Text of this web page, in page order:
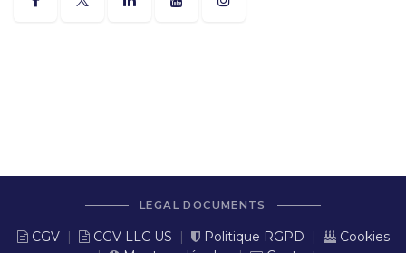
LEGAL DOCUMENTS
CGV | CGV LLC US | Politique RGPD |
Cookies